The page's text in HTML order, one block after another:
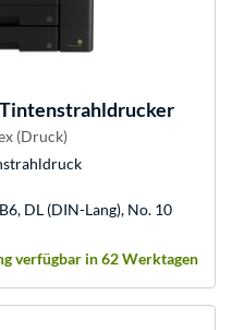
Tintenstrahldrucker
(Druck)
DL (DIN-Lang), No. 10
verfügbar in 62 Werktagen